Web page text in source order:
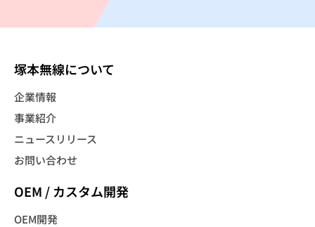
塚本無線について
企業情報
事業紹介
ニュースリリース
お問い合わせ
OEM / カスタム開発
OEM開発